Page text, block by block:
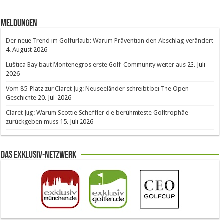
Meldungen
Der neue Trend im Golfurlaub: Warum Prävention den Abschlag verändert
4. August 2026
Luštica Bay baut Montenegros erste Golf-Community weiter aus 23. Juli
2026
Vom 85. Platz zur Claret Jug: Neuseeländer schreibt bei The Open
Geschichte 20. Juli 2026
Claret Jug: Warum Scottie Scheffler die berühmteste Golftrophäe
zurückgeben muss 15. Juli 2026
Das Exklusiv-Netzwerk